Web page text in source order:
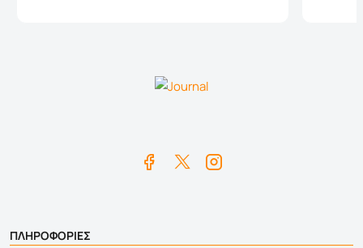
ΠΛΗΡΟΦΟΡΙΕΣ